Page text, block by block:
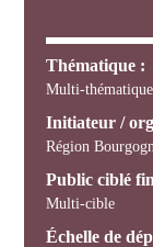
Thématique :
Multi-thématique
Initiateur /
Région
Public ciblé
Multi-cible
Échelle de